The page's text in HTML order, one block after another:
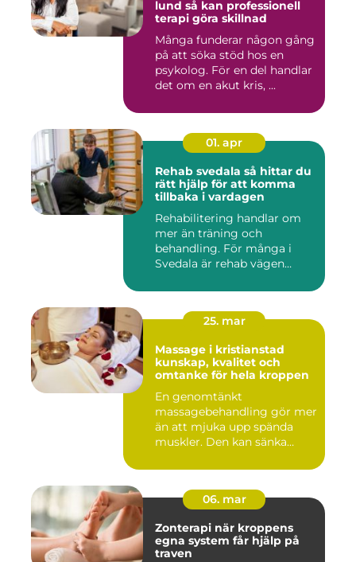
lund så kan professionell
terapi göra skillnad
Många funderar någon gång
på att söka stöd hos en
psykolog. För en del handlar
det om en akut kris, ...
01. apr
Rehab svedala så hittar du
rätt hjälp för att komma
tillbaka i vardagen
Rehabilitering handlar om
mer än träning och
behandling. För många i
Svedala är rehab vägen
25. mar
Massage i kristianstad
kunskap, kvalitet och
omtanke för hela kroppen
En genomtänkt
massagebehandling gör mer
än att mjuka upp spända
muskler. Den kan sänka
06. mar
Zonterapi när kroppens
egna system får hjälp på
traven